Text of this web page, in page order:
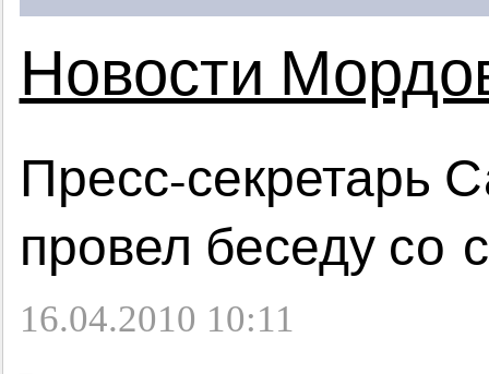
Новости
Пресс-секретарь
провел беседу со
16.04.2010 10:11